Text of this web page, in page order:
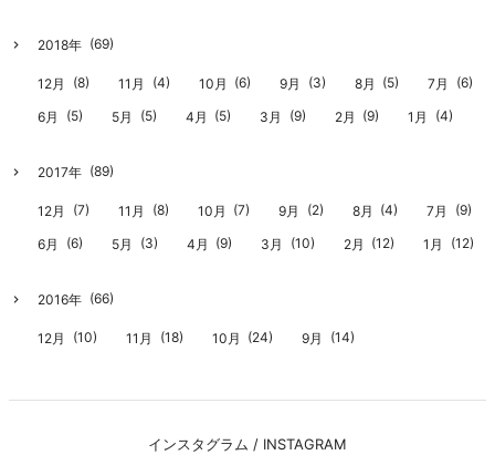
2018年 (69)
12月 (8) 11月 (4) 10月 (6) 9月 (3) 8月 (5) 7月 (6)
6月 (5) 5月 (5) 4月 (5) 3月 (9) 2月 (9) 1月 (4)
2017年 (89)
12月 (7) 11月 (8) 10月 (7) 9月 (2) 8月 (4) 7月 (9)
6月 (6) 5月 (3) 4月 (9) 3月 (10) 2月 (12) 1月 (12)
2016年 (66)
12月 (10) 11月 (18) 10月 (24) 9月 (14)
インスタグラム / INSTAGRAM